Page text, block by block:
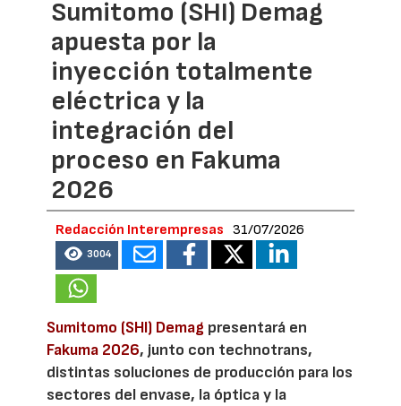
Sumitomo (SHI) Demag
apuesta por la
inyección totalmente
eléctrica y la
integración del
proceso en Fakuma
2026
Redacción Interempresas 31/07/2026
3004
Sumitomo (SHI) Demag presentará en
Fakuma 2026, junto con technotrans,
distintas soluciones de producción para los
sectores del envase, la óptica y la